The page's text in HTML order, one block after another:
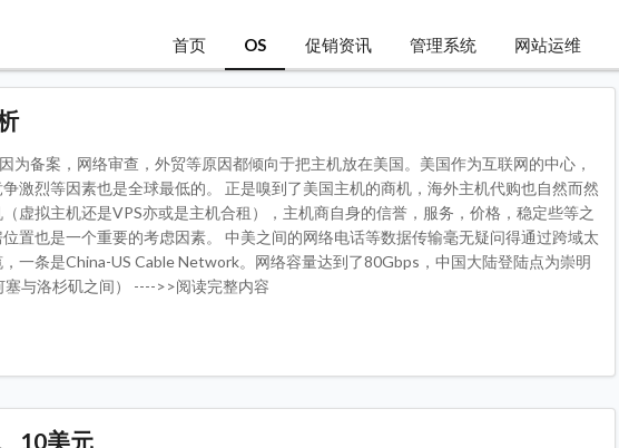
首页 OS 促销资讯 管理系统 网站运维
备案，网络审查，外贸等原因都倾向于把主机放在美国。美国作为互联网的中心，
激烈等因素也是全球最低的。 正是嗅到了美国主机的商机，海外主机代购也自然而然
虚拟主机还是VPS亦或是主机合租），主机商自身的信誉，服务，价格，稳定些等之
置也是一个重要的考虑因素。 中美之间的网络电话等数据传输毫无疑问得通过跨域太
一条是China-US Cable Network。网络容量达到了80Gbps，中国大陆登陆点为崇明
与洛杉矶之间） ---->>阅读完整内容
10美元